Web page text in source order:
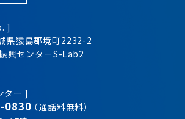
]
県猿島郡境町2232-2
興センターS-Lab2
ター ]
0830 （通話料無料）